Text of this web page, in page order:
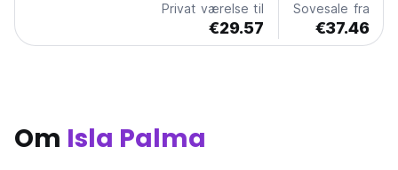
Privat værelse til
€29.57
Sovesale fra
€37.46
Om Isla Palma